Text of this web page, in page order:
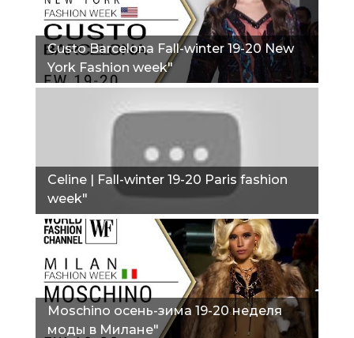
Custo Barcelona Fall-winter 19-20 New
York Fashion week"
Сeline | Fall-winter 19-20 Paris fashion
week"
Moschino осень-зима 19-20 неделя
моды в Милане"